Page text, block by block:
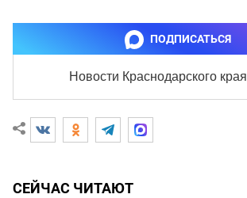
ПОДПИСАТЬСЯ
Новости Краснодарского края
СЕЙЧАС ЧИТАЮТ